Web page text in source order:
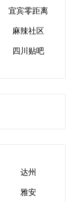
gogo攀枝花
宜宾零距离
宜宾零距离
麻辣社区
麻辣社区
四川贴吧
达州
达州
雅安